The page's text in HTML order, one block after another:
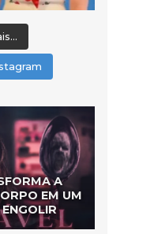
A
EM UM